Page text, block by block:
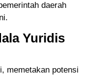
daerah
Yuridis
memetakan potensi